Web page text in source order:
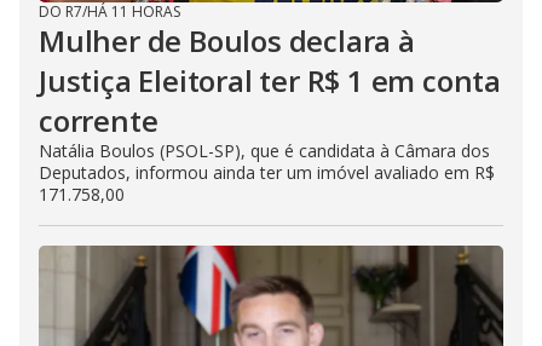
DO R7/HÁ 11 HORAS
Mulher de Boulos declara à
Justiça Eleitoral ter R$ 1 em conta
corrente
Natália Boulos (PSOL-SP), que é candidata à Câmara dos
Deputados, informou ainda ter um imóvel avaliado em R$
171.758,00